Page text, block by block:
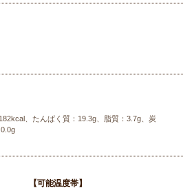
、たんぱく質：19.3g、脂質：3.7g、炭
【可能温度帯】